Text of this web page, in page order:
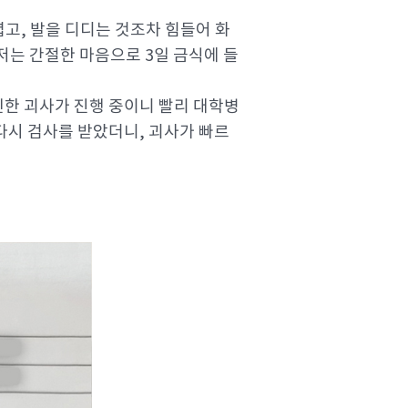
, 발을 디디는 것조차 힘들어 화
는 간절한 마음으로 3일 금식에 들
괴사가 진행 중이니 빨리 대학병
검사를 받았더니, 괴사가 빠르